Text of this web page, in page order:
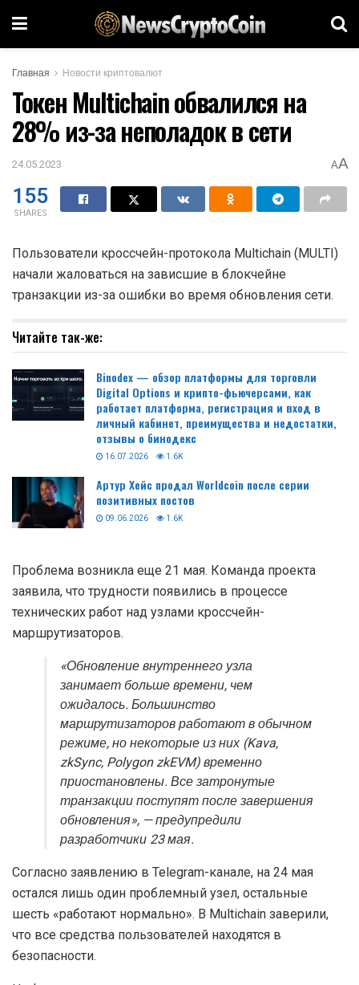
Главная Новости криптовалют
Токен Multichain обвалился на
28% из-за неполадок в сети
24.05.2023 AA
155
SHARES
Пользователи кроссчейн-протокола Multichain (MULTI)
начали жаловаться на зависшие в блокчейне
транзакции из-за ошибки во время обновления сети.
Читайте так-же:
Binodex — обзор платформы для торговли
Digital Options и крипто-фьючерсами, как
работает платформа, регистрация и вход в
личный кабинет, преимущества и недостатки,
отзывы о бинодекс
16.07.2026 1.6K
Артур Хейс продал Worldcoin после серии
позитивных постов
09.06.2026 1.6K
Проблема возникла еще 21 мая. Команда проекта
заявила, что трудности появились в процессе
технических работ над узлами кроссчейн-
маршрутизаторов.
«Обновление внутреннего узла
занимает больше времени, чем
ожидалось. Большинство
маршрутизаторов работают в обычном
режиме, но некоторые из них (Kava,
zkSync, Polygon zkEVM) временно
приостановлены. Все затронутые
транзакции поступят после завершения
обновления», — предупредили
разработчики 23 мая.
Согласно заявлению в Telegram-канале, на 24 мая
остался лишь один проблемный узел, остальные
шесть «работают нормально». В Multichain заверили,
что все средства пользователей находятся в
безопасности.